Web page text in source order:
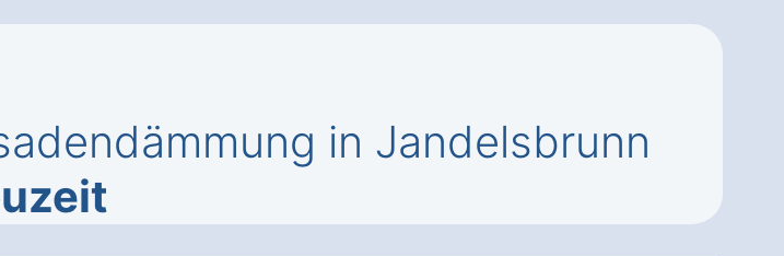
in Jandelsbrunn